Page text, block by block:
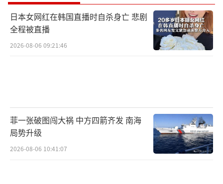
日本女网红在韩国直播时自杀身亡 悲剧
全程被直播
2026-08-06 09:21:46
菲一张破图闯大祸 中方四箭齐发 南海
局势升级
2026-08-06 10:41:07